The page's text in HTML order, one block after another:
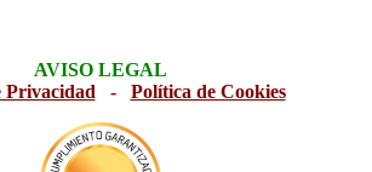
AVISO LEGAL
Privacidad - Política de Cookies